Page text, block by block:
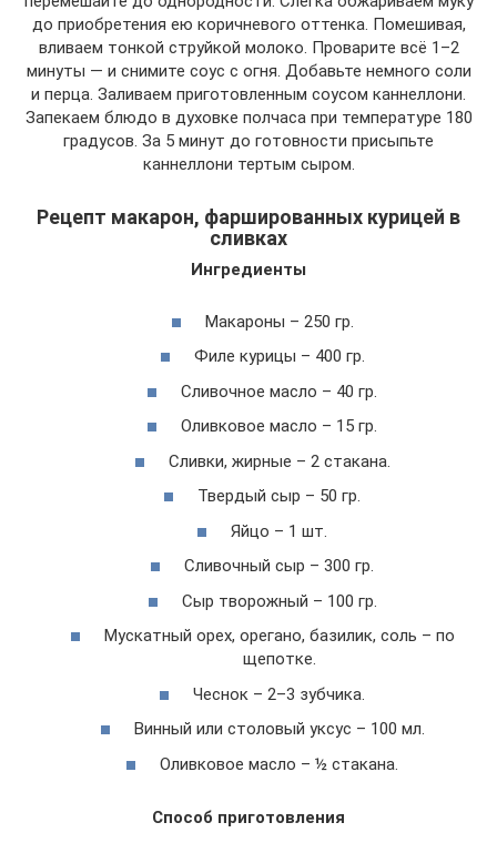
до приобретения ею коричневого оттенка. Помешивая,
вливаем тонкой струйкой молоко. Проварите всё 1–2
минуты — и снимите соус с огня. Добавьте немного соли
и перца. Заливаем приготовленным соусом каннеллони.
Запекаем блюдо в духовке полчаса при температуре 180
градусов. За 5 минут до готовности присыпьте
каннеллони тертым сыром.
Рецепт макарон, фаршированных курицей в
сливках
Ингредиенты
Макароны – 250 гр.
Филе курицы – 400 гр.
Сливочное масло – 40 гр.
Оливковое масло – 15 гр.
Сливки, жирные – 2 стакана.
Твердый сыр – 50 гр.
Яйцо – 1 шт.
Сливочный сыр – 300 гр.
Сыр творожный – 100 гр.
Мускатный орех, орегано, базилик, соль – по
щепотке.
Чеснок – 2–3 зубчика.
Винный или столовый уксус – 100 мл.
Оливковое масло – ½ стакана.
Способ приготовления